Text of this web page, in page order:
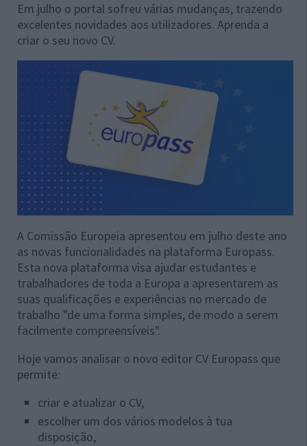
Em julho o portal sofreu várias mudanças, trazendo
excelentes novidades aos utilizadores. Aprenda a
criar o seu novo CV.
A Comissão Europeia apresentou em julho deste ano
as novas funcionalidades na plataforma Europass.
Esta nova plataforma visa ajudar estudantes e
trabalhadores de toda a Europa a apresentarem as
suas qualificações e experiências no mercado de
trabalho "de uma forma simples, de modo a serem
facilmente compreensíveis".
Hoje vamos analisar o novo editor CV Europass que
permite:
criar e atualizar o CV,
escolher um dos vários modelos à tua
disposição,